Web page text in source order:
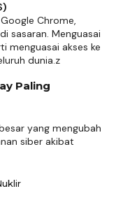
Chrome,
sasaran. Menguasai
menguasai akses ke
dunia.z
Paling
yang mengubah
siber akibat